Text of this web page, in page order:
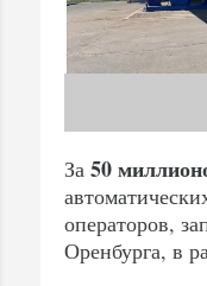
За 50
операторов,
Оренбурга, в